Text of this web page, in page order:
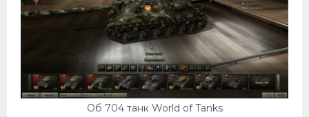
Об 704 танк World of Tanks